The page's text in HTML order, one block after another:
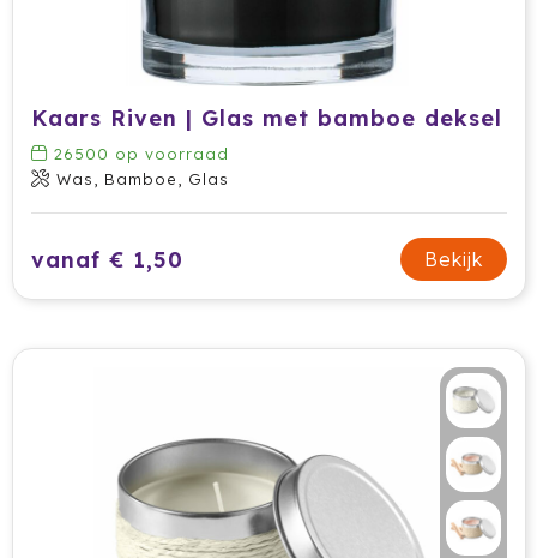
Kaars Riven | Glas met bamboe deksel
26500 op voorraad
Was, Bamboe, Glas
vanaf € 1,50 Bekijk